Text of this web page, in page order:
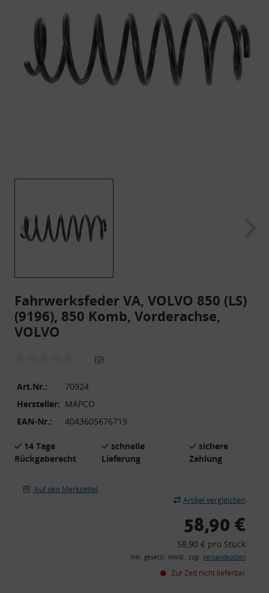
Fahrwerksfeder VA, VOLVO 850 (LS)
(9196), 850 Komb, Vorderachse,
VOLVO
(0)
Art.Nr.:
70924
Hersteller: MAPCO
EAN-Nr.:
4043605676719
14 Tage
Rückgaberecht
schnelle
Lieferung
sichere
Zahlung
Auf den Merkzettel
Artikel vergleichen
58,90 €
58,90 € pro Stück
inkl. gesetzl. MwSt., zzgl. Versandkosten
Zur Zeit nicht lieferbar